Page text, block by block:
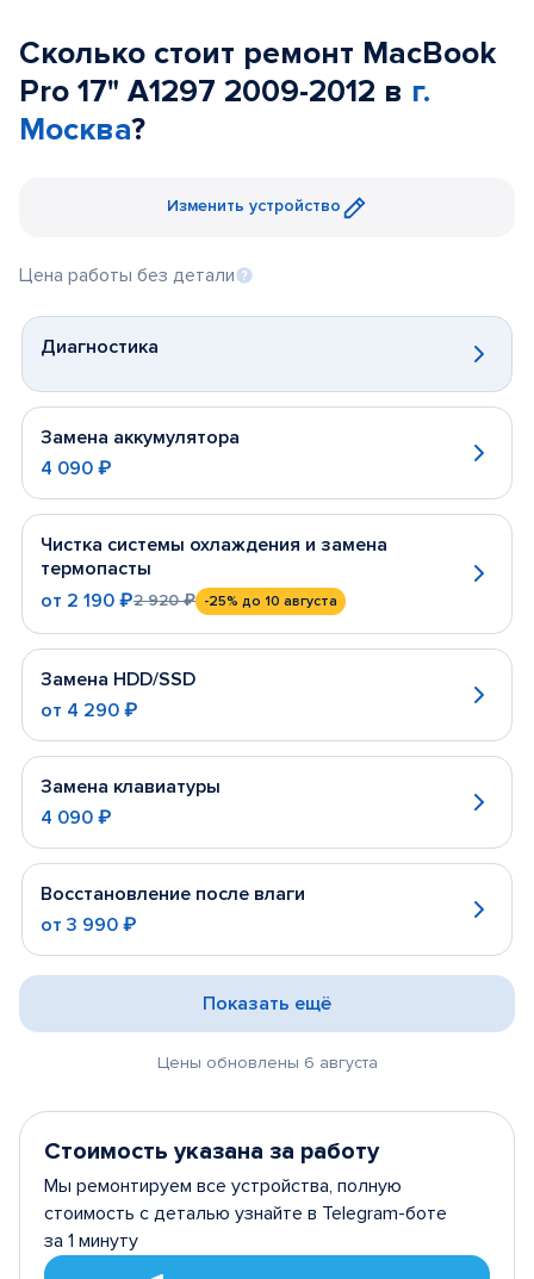
Сколько стоит ремонт MacBook
Pro 17" A1297 2009-2012 в г.
Москва?
Изменить устройство
Цена работы без детали
Диагностика
Замена аккумулятора
4 090 ₽
Чистка системы охлаждения и замена
термопасты
от 2 190 ₽2 920 ₽ -25% до 10 августа
Замена HDD/SSD
от 4 290 ₽
Замена клавиатуры
4 090 ₽
Восстановление после влаги
от 3 990 ₽
Цены обновлены 6 августа
Показать ещё
Стоимость указана за работу
Мы ремонтируем все устройства, полную
стоимость с деталью узнайте в Telegram-боте
за 1 минуту